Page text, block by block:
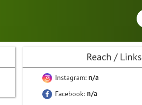
Reach / Links
Instagram: n/a
Facebook: n/a